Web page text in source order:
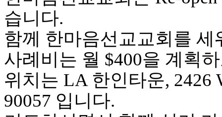
지
구
입
발
기
부
전
치
료
약
임
습니다.
함께 한마음선교교회를
사례비는 월 $400을 계획
위치는 LA 한인타운, 2426
90057 입니다.